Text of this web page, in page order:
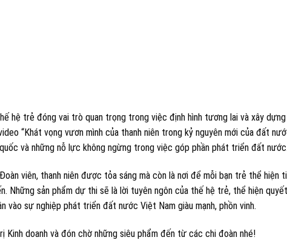
hệ trẻ đóng vai trò quan trọng trong việc định hình tương lai và xây dựng
“Khát vọng vươn mình của thanh niên trong kỷ nguyên mới của đất
và những nỗ lực không ngừng trong việc góp phần phát triển đất
viên, thanh niên được tỏa sáng mà còn là nơi để mỗi bạn trẻ thể hiện
Những sản phẩm dự thi sẽ là lời tuyên ngôn của thế hệ trẻ, thể hiện
vào sự nghiệp phát triển đất nước Việt Nam giàu mạnh, phồn vinh.
Kinh doanh và đón chờ những siêu phẩm đến từ các chi đoàn nhé!